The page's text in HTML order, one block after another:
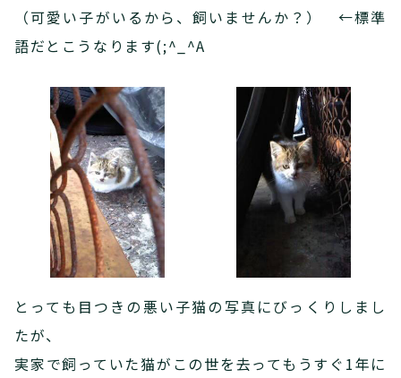
（可愛い子がいるから、飼いませんか？） ←標準
語だとこうなります(;^_^A
とっても目つきの悪い子猫の写真にびっくりしまし
たが、
実家で飼っていた猫がこの世を去ってもうすぐ1年に